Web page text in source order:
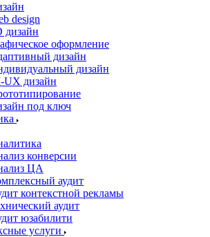
design
дизайн
оформление
дизайн
дизайн
дизайн
под ключ
конверсии
ЦА
аудит
контекстной рекламы
аудит
юзабилити
услуги